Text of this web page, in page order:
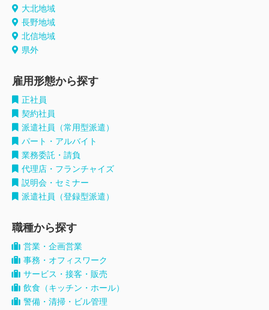
大北地域
長野地域
北信地域
県外
雇用形態から探す
正社員
契約社員
派遣社員（常用型派遣）
パート・アルバイト
業務委託・請負
代理店・フランチャイズ
説明会・セミナー
派遣社員（登録型派遣）
職種から探す
営業・企画営業
事務・オフィスワーク
サービス・接客・販売
飲食（キッチン・ホール）
警備・清掃・ビル管理